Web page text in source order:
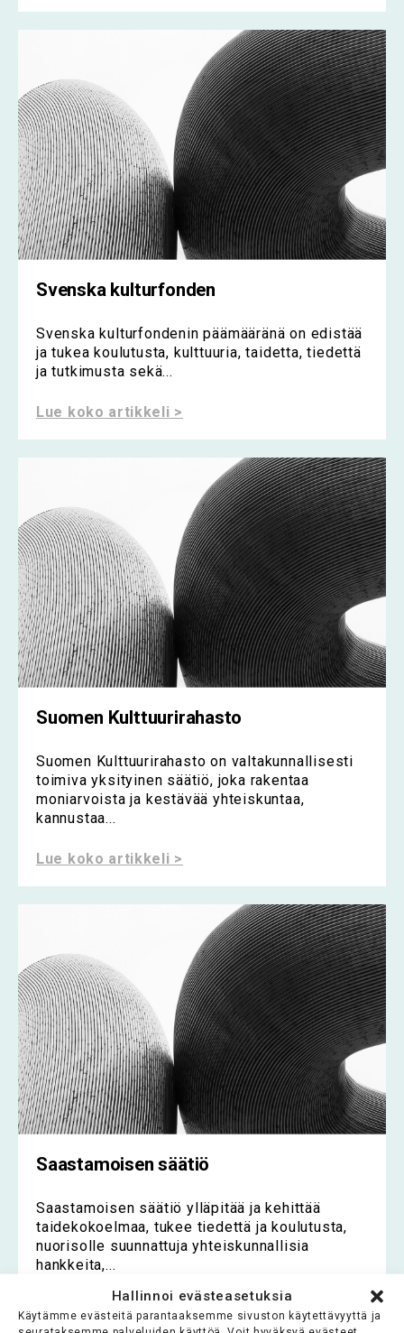
Hallinnoi evästeasetuksia
Käytämme evästeitä parantaaksemme sivuston käytettävyyttä ja
Svenska kulturfonden
Svenska kulturfondenin päämääränä on edistää
ja tukea koulutusta, kulttuuria, taidetta, tiedettä
ja tutkimusta sekä...
Lue koko artikkeli >
Suomen Kulttuurirahasto
Suomen Kulttuurirahasto on valtakunnallisesti
toimiva yksityinen säätiö, joka rakentaa
moniarvoista ja kestävää yhteiskuntaa,
kannustaa...
Lue koko artikkeli >
Saastamoisen säätiö
Saastamoisen säätiö ylläpitää ja kehittää
taidekokoelmaa, tukee tiedettä ja koulutusta,
nuorisolle suunnattuja yhteiskunnallisia
hankkeita,...
Lue koko artikkeli >